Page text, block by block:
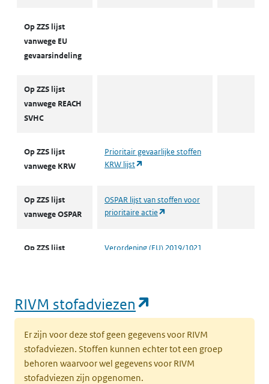
Op ZZS lijst
vanwege EU
gevaarsindeling
Op ZZS lijst
vanwege REACH
SVHC
Op ZZS lijst
vanwege KRW
Prioritair gevaarlijke stoffen
KRW lijst
Op ZZS lijst
vanwege OSPAR
OSPAR lijst van stoffen voor
prioritaire actie
Op ZZS lijst
Verordening (EU) 2019/1021
toevoeging
Emissiegegevens
RIVM stofadviezen
Er zijn voor deze stof geen gegevens voor RIVM
stofadviezen. Stoffen kunnen echter tot een groep
behoren waarvoor wel gegevens voor RIVM
stofadviezen zijn opgenomen.